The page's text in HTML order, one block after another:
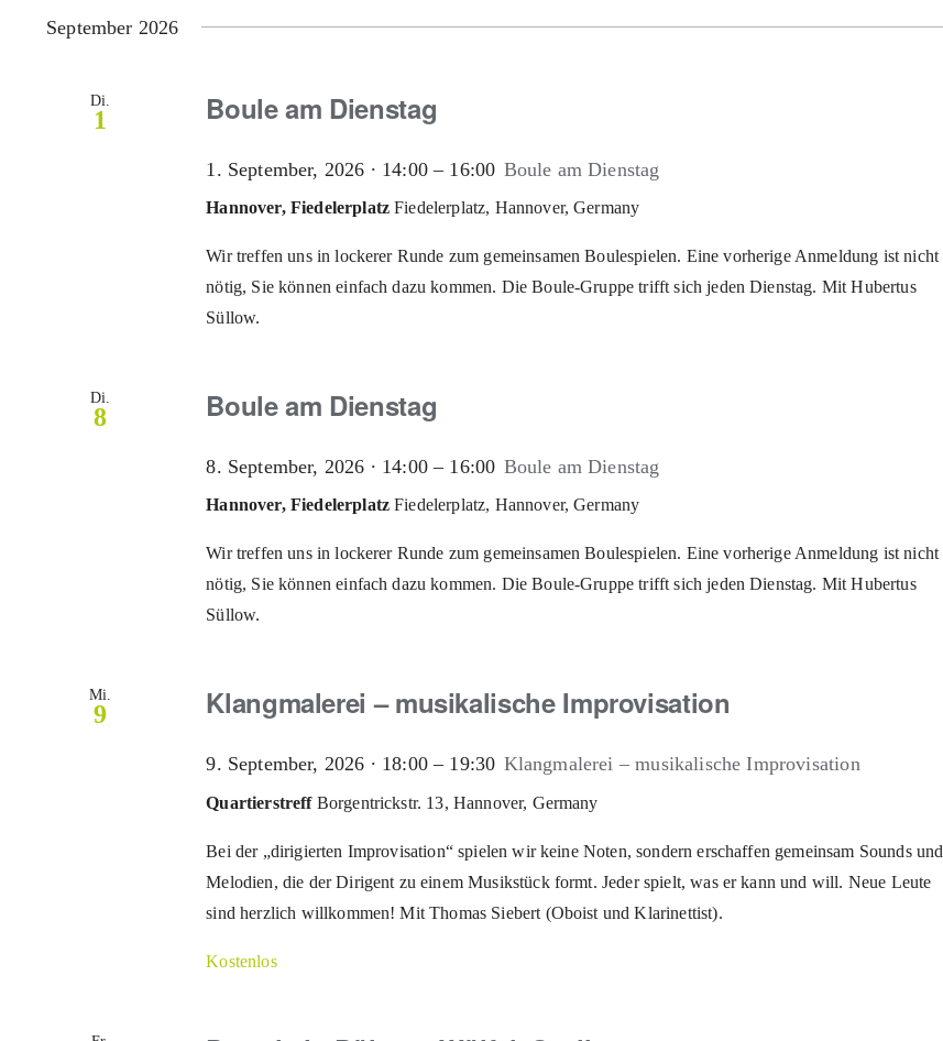
September 2026
Di.
1 Boule am Dienstag
1. September, 2026 ∙ 14:00– 16:00 Boule am Dienstag
Hannover, FiedelerplatzFiedelerplatz, Hannover, Germany
Wir treffen uns in lockerer Runde zum gemeinsamen Boulespielen. Eine vorherige Anmeldung ist nicht
nötig, Sie können einfach dazu kommen. Die Boule-Gruppe trifft sich jeden Dienstag. Mit Hubertus
Süllow.
Di.
8 Boule am Dienstag
8. September, 2026 ∙ 14:00– 16:00 Boule am Dienstag
Hannover, FiedelerplatzFiedelerplatz, Hannover, Germany
Wir treffen uns in lockerer Runde zum gemeinsamen Boulespielen. Eine vorherige Anmeldung ist nicht
nötig, Sie können einfach dazu kommen. Die Boule-Gruppe trifft sich jeden Dienstag. Mit Hubertus
Süllow.
Mi.
9 Klangmalerei – musikalische Improvisation
9. September, 2026 ∙ 18:00– 19:30 Klangmalerei – musikalische Improvisation
Quartierstreff Borgentrickstr. 13, Hannover, Germany
Bei der „dirigierten Improvisation“ spielen wir keine Noten, sondern erschaffen gemeinsam Sounds und
Melodien, die der Dirigent zu einem Musikstück formt. Jeder spielt, was er kann und will. Neue Leute
sind herzlich willkommen! Mit Thomas Siebert (Oboist und Klarinettist).
Kostenlos